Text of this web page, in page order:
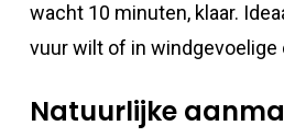
wacht 10 minuten, klaar.
vuur wilt of in windgevoelige
Natuurlijke